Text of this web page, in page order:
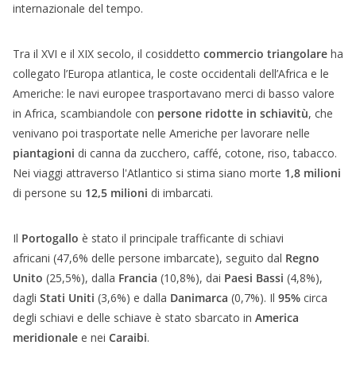
internazionale del tempo.
Tra il XVI e il XIX secolo, il cosiddetto commercio triangolare ha
collegato l’Europa atlantica, le coste occidentali dell’Africa e le
Americhe: le navi europee trasportavano merci di basso valore
in Africa, scambiandole con persone ridotte in schiavitù, che
venivano poi trasportate nelle Americhe per lavorare nelle
piantagioni di canna da zucchero, caffé, cotone, riso, tabacco.
Nei viaggi attraverso l'Atlantico si stima siano morte 1,8 milioni
di persone su 12,5 milioni di imbarcati.
Il Portogallo è stato il principale trafficante di schiavi
africani (47,6% delle persone imbarcate), seguito dal Regno
Unito (25,5%), dalla Francia (10,8%), dai Paesi Bassi (4,8%),
dagli Stati Uniti (3,6%) e dalla Danimarca (0,7%). Il 95% circa
degli schiavi e delle schiave è stato sbarcato in America
meridionale e nei Caraibi.